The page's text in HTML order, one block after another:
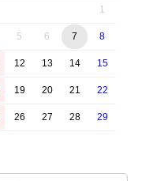
1
5 6 7 8
12 13 14 15
19 20 21 22
26 27 28 29